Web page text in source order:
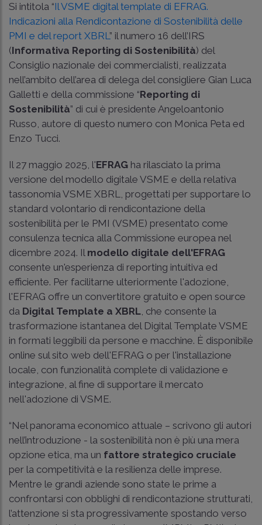
Si intitola “Il VSME digital template di EFRAG.
Indicazioni alla Rendicontazione di Sostenibilità delle
PMI e del report XBRL” il numero 16 dell’IRS
(Informativa Reporting di Sostenibilità) del
Consiglio nazionale dei commercialisti, realizzata
nell’ambito dell’area di delega del consigliere Gian Luca
Galletti e della commissione “Reporting di
Sostenibilità” di cui è presidente Angeloantonio
Russo, autore di questo numero con Monica Peta ed
Enzo Tucci.
Il 27 maggio 2025, l'EFRAG ha rilasciato la prima
versione del modello digitale VSME e della relativa
tassonomia VSME XBRL, progettati per supportare lo
standard volontario di rendicontazione della
sostenibilità per le PMI (VSME) presentato come
consulenza tecnica alla Commissione europea nel
dicembre 2024. Il modello digitale dell'EFRAG
consente un'esperienza di reporting intuitiva ed
efficiente. Per facilitarne ulteriormente l'adozione,
l'EFRAG offre un convertitore gratuito e open source
da Digital Template a XBRL, che consente la
trasformazione istantanea del Digital Template VSME
in formati leggibili da persone e macchine. È disponibile
online sul sito web dell'EFRAG o per l'installazione
locale, con funzionalità complete di validazione e
integrazione, al fine di supportare il mercato
nell'adozione di VSME.
“Nel panorama economico attuale – scrivono gli autori
nell’introduzione - la sostenibilità non è più una mera
opzione etica, ma un fattore strategico cruciale
per la competitività e la resilienza delle imprese.
Mentre le grandi aziende sono state le prime a
confrontarsi con obblighi di rendicontazione strutturati,
l’attenzione si sta progressivamente spostando verso